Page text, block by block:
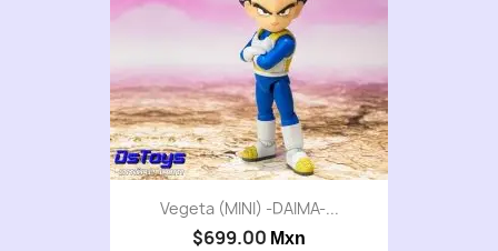
Vegeta (MINI) -DAIMA-...
$699.00 Mxn